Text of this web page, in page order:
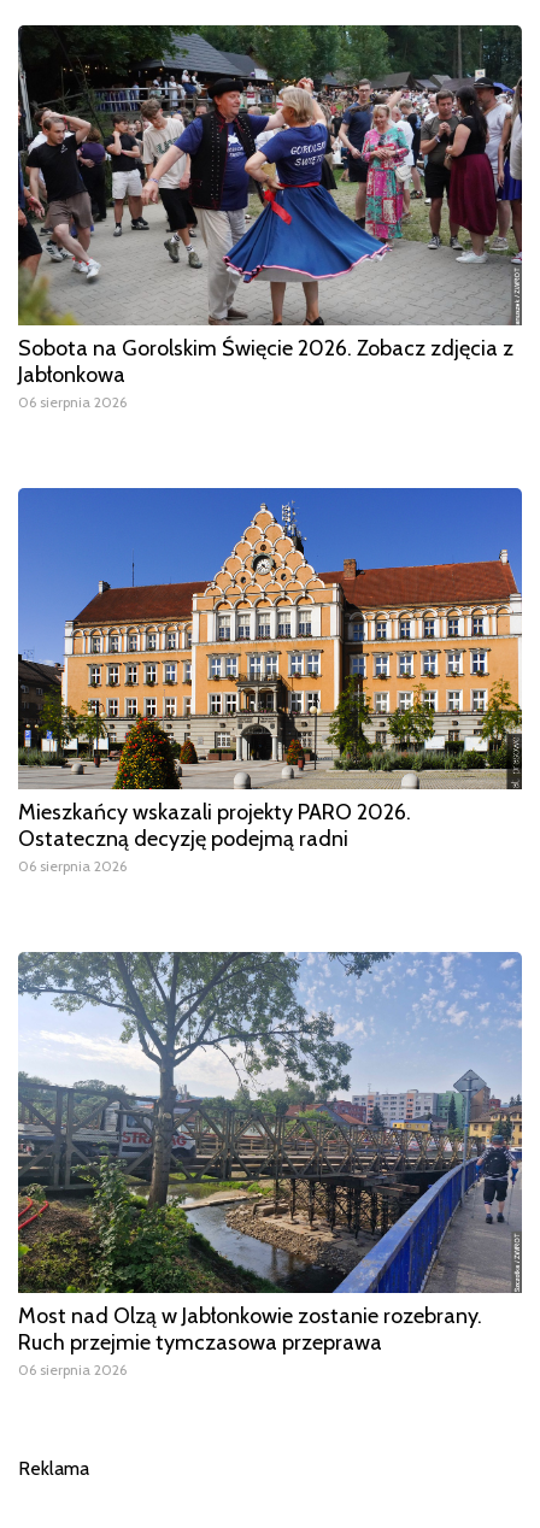
Sobota na Gorolskim Święcie 2026. Zobacz zdjęcia z
Jabłonkowa
06 sierpnia 2026
Mieszkańcy wskazali projekty PARO 2026.
Ostateczną decyzję podejmą radni
06 sierpnia 2026
Most nad Olzą w Jabłonkowie zostanie rozebrany.
Ruch przejmie tymczasowa przeprawa
06 sierpnia 2026
Reklama